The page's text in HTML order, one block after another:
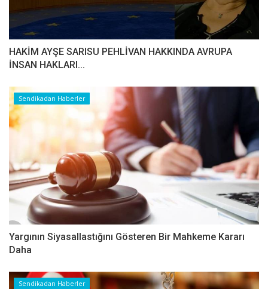
HAKİM AYŞE SARISU PEHLİVAN HAKKINDA AVRUPA
İNSAN HAKLARI...
Sendikadan Haberler
Yargının Siyasallastığını Gösteren Bir Mahkeme Kararı
Daha
Sendikadan Haberler